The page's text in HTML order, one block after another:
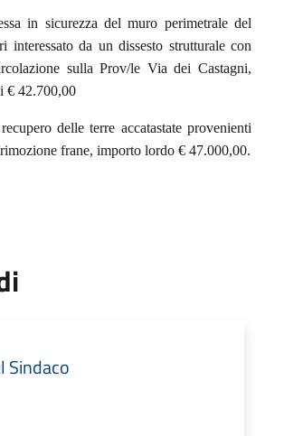
in sicurezza del muro perimetrale del
interessato da un dissesto strutturale con
sulla Prov/le Via dei Castagni,
€ 42.700,00
delle terre accatastate provenienti
frane, importo lordo € 47.000,00.
Sindaco